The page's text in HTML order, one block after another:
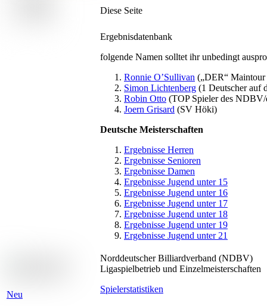
Diese Seite
Ergebnisdatenbank
folgende Namen solltet ihr unbedingt
Ronnie O’Sullivan („DER“
Simon Lichtenberg (1 Deutscher auf
Robin Otto (TOP Spieler des
Joern Grisard (SV Höki)
Deutsche Meisterschaften
Ergebnisse Herren
Ergebnisse Senioren
Ergebnisse Damen
Ergebnisse Jugend unter 15
Ergebnisse Jugend unter 16
Ergebnisse Jugend unter 17
Ergebnisse Jugend unter 18
Ergebnisse Jugend unter 19
Ergebnisse Jugend unter 21
Neu
Norddeutscher Billiardverband (NDBV)
Ligaspielbetrieb und Einzelmeisterschaften
Spielerstatistiken